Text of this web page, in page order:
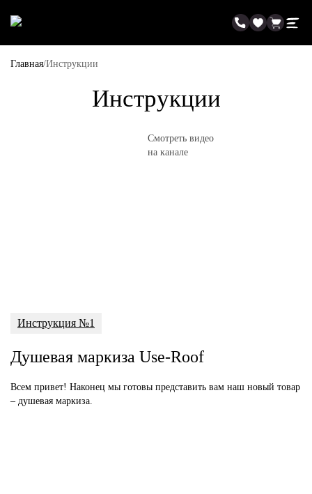
Главная Инструкции
Инструкции
Смотреть видео
на канале
Инструкция №1
Душевая маркиза Use-Roof
Всем привет! Наконец мы готовы представить вам наш новый товар
– душевая маркиза.